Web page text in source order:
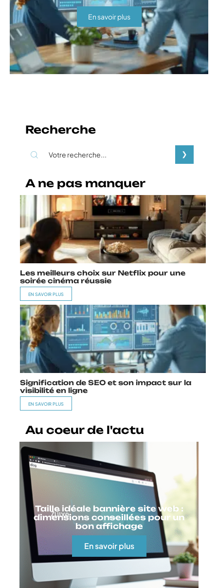
En savoir plus
Recherche
A ne pas manquer
Les meilleurs choix sur Netflix pour une
soirée cinéma réussie
EN SAVOIR PLUS
Signification de SEO et son impact sur la
visibilité en ligne
EN SAVOIR PLUS
Au coeur de l'actu
Taille idéale bannière site web :
dimensions conseillées pour un
bon affichage
En savoir plus